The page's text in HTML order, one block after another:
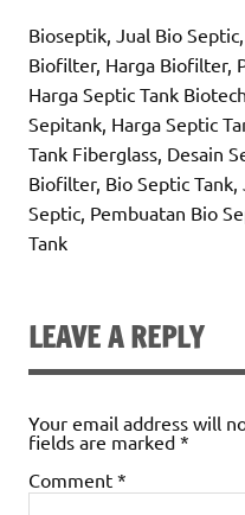
Bioseptik, Jual Bio
Biofilter, Harga Biofilter,
Harga Septic Tank
Sepitank, Harga Septic
Tank Fiberglass, Desain
Biofilter, Bio Septic
Septic, Pembuatan Bio
Tank
LEAVE A REPLY
Your email address will
fields are marked *
Comment *